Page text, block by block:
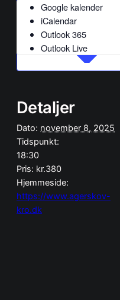
Google kalender
iCalendar
Outlook 365
Outlook Live
Detaljer
Dato: november 8, 2025
Tidspunkt:
18:30
Pris: kr.380
Hjemmeside:
https://www.agerskov-
kro.dk